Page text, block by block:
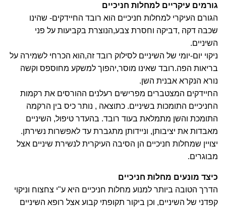
גורמים עיקריים למחלות חניכיים
הגורם העיקרי למחלות חניכיים הוא רובד החיידקים- שהינו
שכבה דקה ,דביקה וחסרת צבע,הנוצרת בקביעות על פני
השיניים.
ניקוי יום-יומי של השיניים לסילוק רובד זה,הוא הכרחי לשמירה על
בריאות הפה.רובד שאינו מוסר,יהפוך למשקע מחוספס וקשה
נורא הנקרא אבנית השן.
החיידקים המצטברים מפרישים רעלנים ההורסים את רקמות
החניכיים התומכות בשיניים. כתוצאה , נותר כיס בין הרקמה
התומכת והשן מתמלאת בעוד רובד. בהעדר טיפול, השיניים
מאבדות את יציבותן, וניידותן מתגברת עד לאפשרות נשירתן.
יצויין שמחלות חניכיים הן הסיבה העיקרית לנשירת שיניים אצל
מבוגרים.
כיצד מונעים מחלות חניכיים
הדרך הטובה ביותר למנוע מחלות חניכיים היא ע"י צחצוח וניקוי
קפדני של השיניים, וכן ביקור תקופתי קבוע אצל רופא השיניים